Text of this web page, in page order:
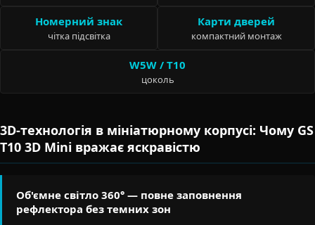
Номерний знак
чітка підсвітка
Карти дверей
компактний монтаж
W5W / T10
цоколь
3D-технологія в мініатюрному корпусі: Чому GS
T10 3D Mini вражає яскравістю
Об'ємне світло 360° — повне заповнення
рефлектора без темних зон